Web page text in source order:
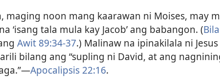
maging noon mang kaarawan ni Moises, may
‘isang tala mula kay Jacob’ ang babangon. (
Awit 89:34-37.) Malinaw na ipinakilala ni
bilang ang “supling ni David, at ang
Apocalipsis 22:16.